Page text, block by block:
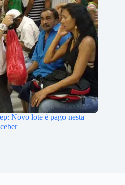
Novo lote é pago nesta